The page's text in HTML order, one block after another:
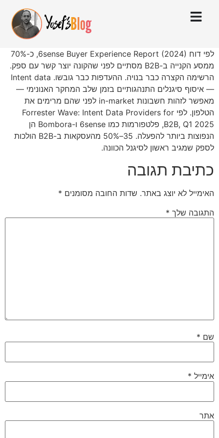
לפי דוח 6sense Buyer Experience Report (2024), כ-70%
ממסע הקנייה ב-B2B מסתיים לפני שהקונה יוצר קשר עם ספק.
הרשימה הקצרה כבר בנויה. ההעדפות כבר גובשו. Intent data
— איסוף סיגנלים התנהגותיים בזמן שלב המחקר האנונימי —
מאפשר לזהות חשבונות in-market לפני שהם מרימים את
הטלפון. לפי Forrester Wave: Intent Data Providers for
B2B, Q1 2025, פלטפורמות כמו 6sense ו-Bombora הן
הנפוצות ביותר להפעלה. 35–50% מהעסקאות ב-B2B הולכות
לספק שמגיב ראשון לסיגנל הכוונה.
כתיבת תגובה
האימייל לא יוצג באתר. שדות החובה מסומנים *
התגובה שלך *
שם *
אימייל *
אתר